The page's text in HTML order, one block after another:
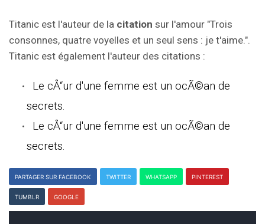
Titanic est l'auteur de la citation sur l'amour "Trois
consonnes, quatre voyelles et un seul sens : je t'aime.".
Titanic est également l'auteur des citations :
Le cÅ“ur d'une femme est un ocÃ©an de
secrets.
Le cÅ“ur d'une femme est un ocÃ©an de
secrets.
PARTAGER SUR FACEBOOK TWITTER WHATSAPP PINTEREST
TUMBLR GOOGLE